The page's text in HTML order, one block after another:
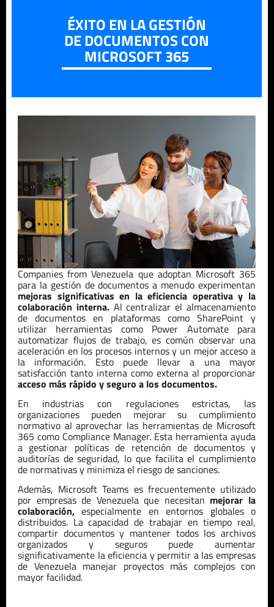
ÉXITO EN LA GESTIÓN
DE DOCUMENTOS CON
MICROSOFT 365
Companies fromVenezuela que adoptan Microsoft 365
para la gestión de documentos a menudo experimentan
mejoras significativas en la eficiencia operativa y la
colaboración interna.Al centralizar el almacenamiento
de documentos en plataformas como SharePoint y
utilizar herramientas como Power Automate para
automatizar flujos de trabajo, es común observar una
aceleración en los procesos internos y un mejor acceso a
la información. Esto puede llevar a una mayor
satisfacción tanto interna como externa al proporcionar
acceso más rápido y seguro a los documentos.
En industrias con regulaciones estrictas, las
organizaciones pueden mejorar su cumplimiento
normativo al aprovechar las herramientas de Microsoft
365 como Compliance Manager. Esta herramienta ayuda
a gestionar políticas de retención de documentos y
auditorías de seguridad, lo que facilita el cumplimiento
de normativas y minimiza el riesgo de sanciones.
Además, Microsoft Teams es frecuentemente utilizado
por empresas de Venezuelaque necesitan mejorar la
colaboración, especialmente en entornos globales o
distribuidos. La capacidad de trabajar en tiempo real,
compartir documentos y mantener todos los archivos
organizados y seguros puede aumentar
significativamente la eficiencia y permitir a las empresas
de Venezuelamanejar proyectos más complejos con
mayor facilidad.